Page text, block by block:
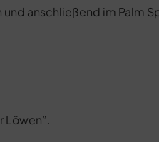
anschließend im Palm
Löwen”.